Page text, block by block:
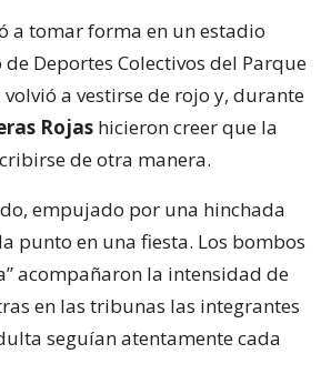
a tomar forma en un estadio
de Deportes Colectivos del Parque
a vestirse de rojo y, durante
Rojas hicieron creer que la
de otra manera.
empujado por una hinchada
punto en una fiesta. Los bombos
acompañaron la intensidad de
en las tribunas las integrantes
seguían atentamente cada